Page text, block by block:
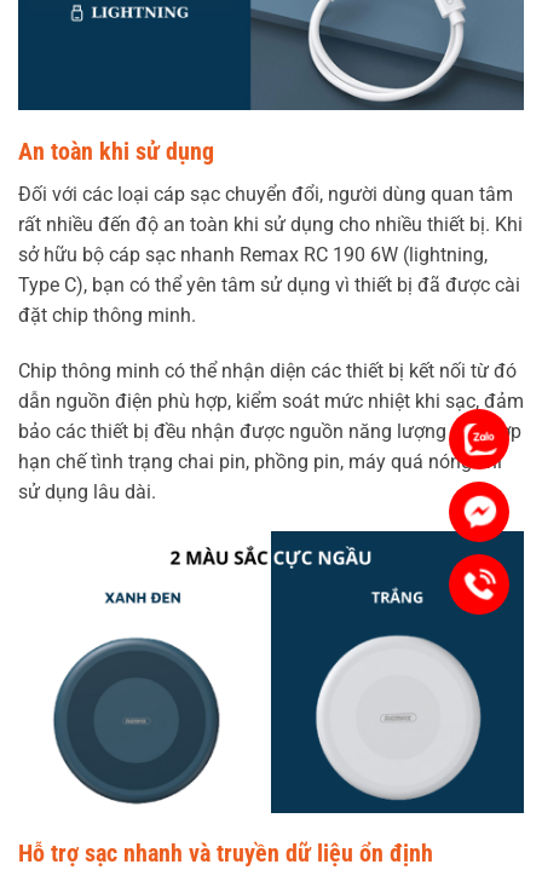
An toàn khi sử dụng
Đối với các loại cáp sạc chuyển đổi, người dùng quan tâm
rất nhiều đến độ an toàn khi sử dụng cho nhiều thiết bị. Khi
sở hữu bộ cáp sạc nhanh Remax RC 190 6W (lightning,
Type C), bạn có thể yên tâm sử dụng vì thiết bị đã được cài
đặt chip thông minh.
Chip thông minh có thể nhận diện các thiết bị kết nối từ đó
dẫn nguồn điện phù hợp, kiểm soát mức nhiệt khi sạc, đảm
bảo các thiết bị đều nhận được nguồn năng lượng phù hợp
hạn chế tình trạng chai pin, phồng pin, máy quá nóng khi
sử dụng lâu dài.
Hỗ trợ sạc nhanh và truyền dữ liệu ổn định
Chat